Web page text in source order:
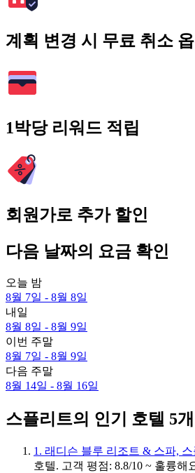
계획 변경 시 무료 취소
1박당 리워드 적립
회원가로 추가 할인
다음 날짜의 요금 확인
오늘 밤
8월 7일 - 8월 8일
내일
8월 8일 - 8월 9일
이번 주말
8월 7일 - 8월 9일
다음 주말
8월 14일 - 8월 16일
스플리트의 인기 호텔 5
1. 래디슨 블루 리조트 & 스파, 스
호텔. 고객 평점: 8.8/10 ~ 훌륭해